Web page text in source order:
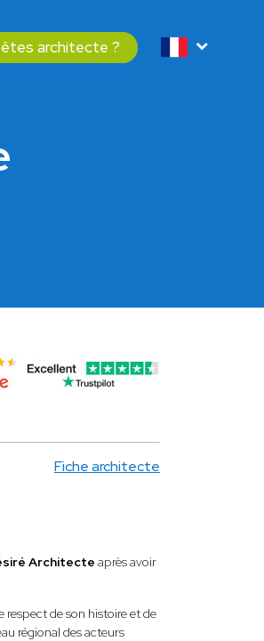
architecte ?
Fiche architecte
Architecte après avoir
respect de son histoire et de
régional des acteurs